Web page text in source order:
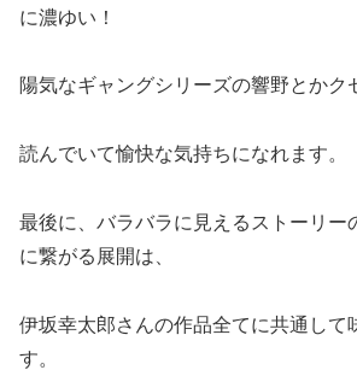
に濃ゆい！
陽気なギャングシリーズの響野とかク
読んでいて愉快な気持ちになれます。
最後に、バラバラに見えるストーリー
に繋がる展開は、
伊坂幸太郎さんの作品全てに共通して
す。